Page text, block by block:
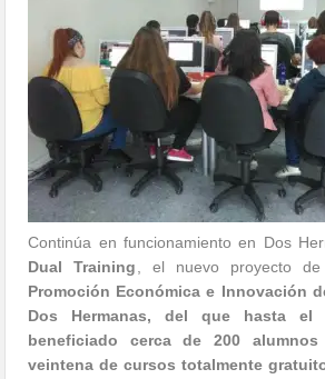
Continúa en funcionamiento en Dos
Dual Training , el nuevo proyecto
Promoción Económica e Innovación
Dos Hermanas, del que hasta el
beneficiado cerca de 200
veintena de cursos totalmente